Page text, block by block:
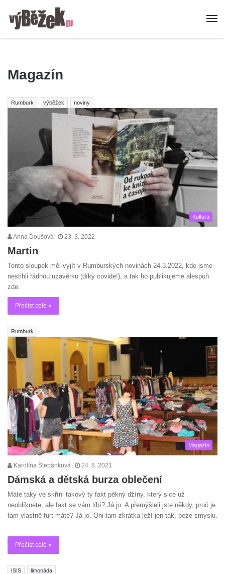
Magazín
Rumburk výběžek noviny
Kultura
Anna Doušová 23. 3. 2022
Martin
Tento sloupek měl vyjít v Rumburských novinách 24.3.2022, kde jsme
nestihli řádnou uzávěrku (díky covide!), a tak ho publikujeme alespoň
zde.
Přečíst celé »
Rumburk
Magazín
Karolína Štepánková 24. 8. 2021
Dámská a dětská burza oblečení
Máte taky ve skříni takový ty fakt pěkný džíny, který sice už
neoblíknete, ale fakt se vám líbí? Já jo. A přemýšleli jste někdy, proč je
tam vlastně furt máte? Já jo. Oni tam zkrátka leží jen tak, beze smyslu.
Přečíst celé »
ISIS limonáda